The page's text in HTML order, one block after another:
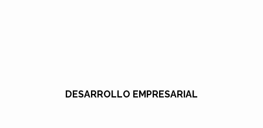
DESARROLLO EMPRESARIAL